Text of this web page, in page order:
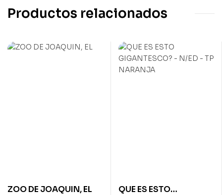
Productos relacionados
ZOO DE JOAQUIN, EL
QUE ES ESTO